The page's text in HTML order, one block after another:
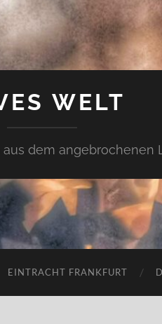
WELT
aus dem angebrochenen
EINTRACHT FRANKFURT